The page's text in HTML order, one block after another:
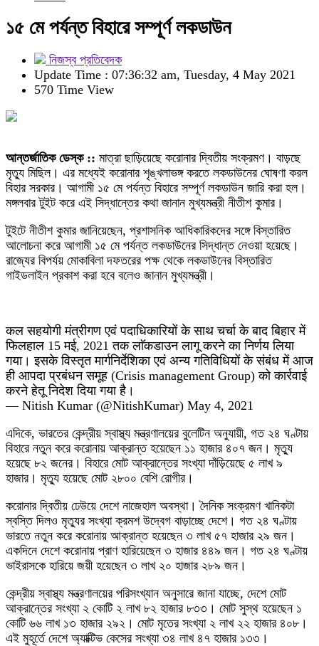
১৫ মে পর্যন্ত বিহারে সম্পূর্ণ লকডাউন
নিজস্ব প্রতিবেদক
Update Time : 07:36:32 am, Tuesday, 4 May 2021
570 Time View
আন্তর্জাতিক ডেস্ক :: মাত্রা ছাড়িয়েছে করোনার দ্বিতীয় সংক্রমণ। বাড়ছে
মৃত্যু মিছিল। এর মধ্যেই করোনার শৃঙ্খলাভঙ্গ করতে লকডাউনের ঘোষণা করল
বিহার সরকার। আগামী ১৫ মে পর্যন্ত বিহারে সম্পূর্ণ লকডাউন জারি করা হল।
মঙ্গলবার টুইট করে এই সিদ্ধান্তের কথা জানান মুখ্যমন্ত্রী নীতীশ কুমার।
টুইটে নীতীশ কুমার জানিয়েছেন, প্রশাসনিক আধিকারিকদের সঙ্গে বিস্তারিত
আলোচনা করে আগামী ১৫ মে পর্যন্ত লকডাউনের সিদ্ধান্ত নেওয়া হয়েছে।
রাজ্যের বিপর্যয় মোকাবিলা দফতরের পক্ষ থেকে লকডাউনের বিস্তারিত
গাইডলাইন প্রকাশ করা হবে বলেও জানান মুখ্যমন্ত্রী।
कल सहयोगी मंत्रीगण एवं पदाधिकारियों के साथ चर्चा के बाद बिहार में
फिलहाल 15 मई, 2021 तक लाॅकडाउन लागू करने का निर्णय लिया
गया। इसके विस्तृत मार्गनिर्देशिका एवं अन्य गतिविधियों के संबंध में आज
ही आपदा प्रबंधन समूह (Crisis management Group) को कार्रवाई
करने हेतू निदेश दिया गया है।
— Nitish Kumar (@NitishKumar) May 4, 2021
এদিকে, ভারতের কেন্দ্রীয় স্বাস্থ্য মন্ত্রণালয়ের বুলেটিন অনুযায়ী, গত ২৪ ঘণ্টায়
বিহারে নতুন করে করোনায় আক্রান্ত হয়েছেন ১১ হাজার ৪০৭ জন। মৃত্যু
হয়েছে ৮২ জনের। বিহারে মোট আক্রান্তের সংখ্যা দাঁড়িয়েছে ৫ লাখ ৯
হাজার। মৃত্যু হয়েছে মোট ২৮০০ বেশি রোগীর।
করোনার দ্বিতীয় ঢেউয়ে দেশে নাজেহাল অবস্থা। দৈনিক সংক্রমণ খানিকটা
স্বস্তি দিলও মৃত্যুর সংখ্যা ক্রমশ উদ্বেগ বাড়াচ্ছে দেশে। গত ২৪ ঘণ্টায়
ভারতে নতুন করে করোনায় আক্রান্ত হয়েছেন ৩ লাখ ৫৭ হাজার ২৯ জন।
একদিনে দেশে করোনায় প্রাণ হারিয়েছেন ৩ হাজার ৪৪৯ জন। গত ২৪ ঘণ্টায়
ভাইরাসকে হারিয়ে জয়ী হয়েছেন ৩ লাখ ২০ হাজার ২৮৯ জন।
কেন্দ্রীয় স্বাস্থ্য মন্ত্রণালয়ের পরিসংখ্যান অনুসারে জানা যাচ্ছে, দেশে মোট
আক্রান্তের সংখ্যা ২ কোটি ২ লাখ ৮২ হাজার ৮৩৩। মোট সুস্থ হয়েছেন ১
কোটি ৬৬ লাখ ১৩ হাজার ২৯২। মোট মৃতের সংখ্যা ২ লাখ ২২ হাজার ৪০৮।
এই মুহূর্তে দেশে অ্যাক্টিভ কেসের সংখ্যা ৩৪ লাখ ৪৭ হাজার ১৩৩।